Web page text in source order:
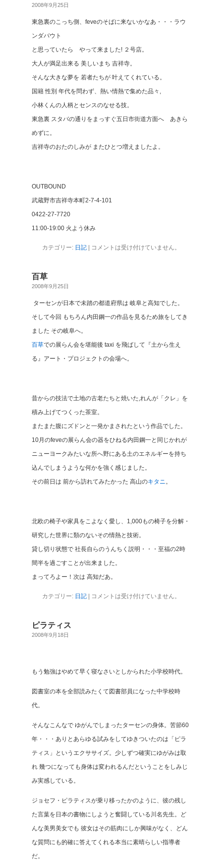
2008年9月25日
東急裏のこっち側、feveのそばに来ないかなあ・・・ラウ
ンダバウト
と思っていたら やって来ました! ２号店。
大人が満足出来る 美しいまち 吉祥寺。
そんな大きな夢を 若者たちが 叶えてくれている。
国籍 性別 年代を問わず、熱い情熱で集めた品々,
小林くんの人柄とセンスのなせる技。
東急裏 スタバの通りをまっすぐ五日市街道方面へ あきら
めずに。
吉祥寺のおたのしみが またひとつ増えましたよ。
OUTBOUND
武蔵野市吉祥寺本町2-7-4-101
0422-27-7720
11:00-19:00 火よう休み
カテゴリー: 日記| コメントは受け付けていません。
百草
2008年9月25日
ターセンが日本で未踏の都道府県は 岐阜と高知でした。
そして今回 もちろん内田鋼一の作品を見るため旅をしてき
ました その岐阜へ。
百草での展らん会を堪能後 taxi を飛ばして『土から生え
る』アート・プロジェクトの会場へ。
昔からの技法で土地の古老たちと焼いた,れんが「クレ」を
積み上げてつくった茶室。
またまた腹にズドンと一発かまされたという作品でした。
10月のfeveの展らん会の器をひねる内田鋼一と同じかれが
ニューヨークみたいな所へ野にある土のエネルギーを持ち
込んでしまうような何かを強く感じました。
その前日は 前から訪れてみたかった 高山のキタニ 。
北欧の椅子や家具をこよなく愛し、1,000もの椅子を分解・
研究した世界に類のないその情熱と技術。
貸し切り状態で 社長自らのうんちく説明・・・至福の2時
間半を過ごすことが出来ました。
まってろよー！次は 高知だあ。
カテゴリー: 日記| コメントは受け付けていません。
ピラティス
2008年9月18日
もう勉強はやめて早く寝なさいとしかられた小学校時代。
図書室の本を全部読みたくて図書部員になった中学校時
代。
そんなこんなで ゆがんでしまったターセンの身体。苦節60
年・・・ありとあらゆる試みをしてゆきついたのは「ピラ
ティス」というエクササイズ。少しずつ確実にゆがみは取
れ 幾つになっても身体は変われるんだということをしみじ
み実感している。
ジョセフ・ピラティスが乗り移ったかのように、彼の残し
た言葉を日本の書物にしようと奮闘している川名先生。ど
んな美男美女でも 彼女はその筋肉にしか興味がなく、どん
な質問にも的確に答えてくれる本当に素晴らしい指導者
だ。